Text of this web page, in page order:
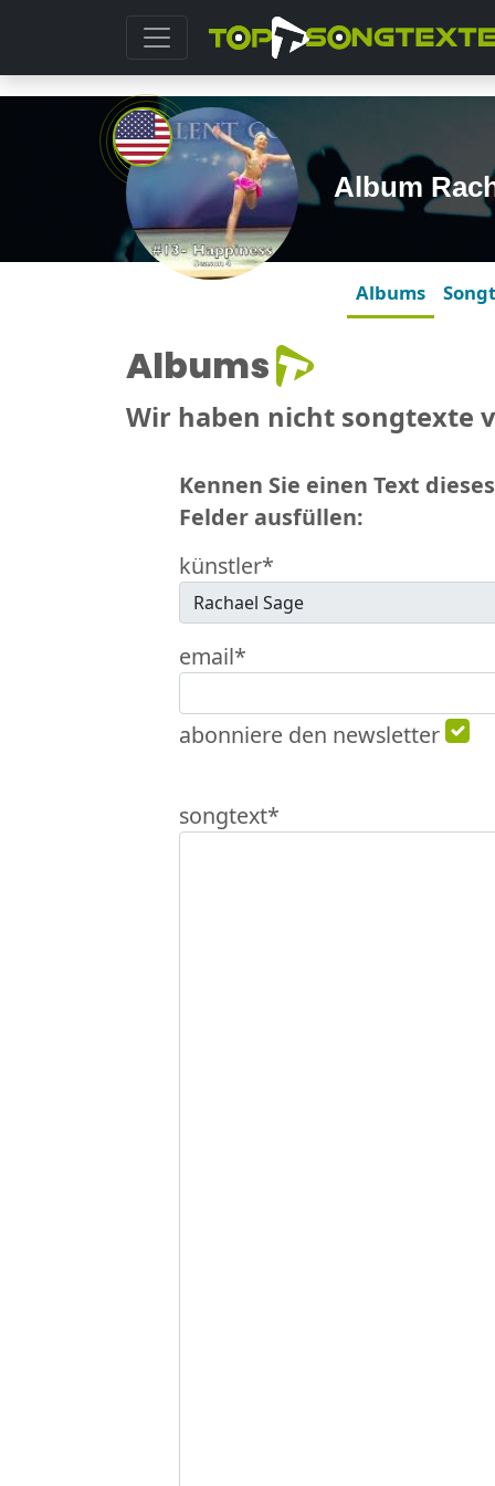
Album
Albums
Albums
Wir haben nicht songtexte
Kennen Sie einen Text
Felder ausfüllen:
künstler*
email*
abonniere den newsletter
songtext*